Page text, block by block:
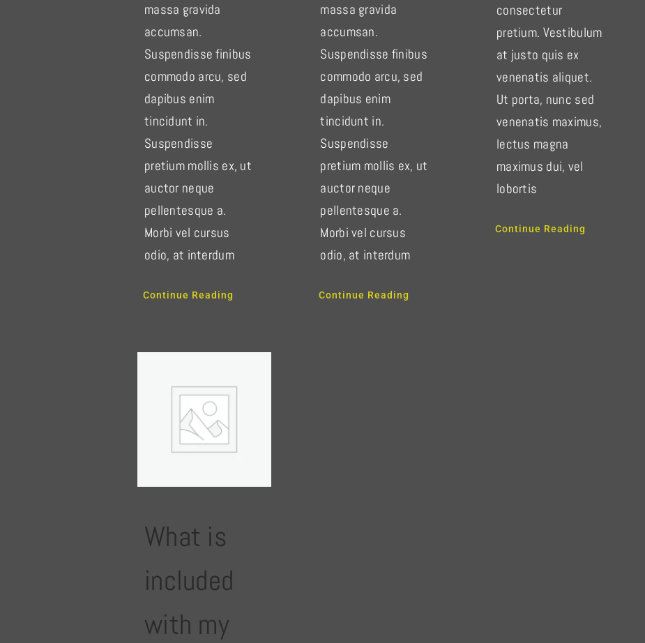
massa gravida
accumsan.
Suspendisse finibus
commodo arcu, sed
dapibus enim
tincidunt in.
Suspendisse
pretium mollis ex, ut
auctor neque
pellentesque a.
Morbi vel cursus
odio, at interdum
Continue Reading
massa gravida
accumsan.
Suspendisse finibus
commodo arcu, sed
dapibus enim
tincidunt in.
Suspendisse
pretium mollis ex, ut
auctor neque
pellentesque a.
Morbi vel cursus
odio, at interdum
Continue Reading
consectetur
pretium. Vestibulum
at justo quis ex
venenatis aliquet.
Ut porta, nunc sed
venenatis maximus,
lectus magna
maximus dui, vel
lobortis
Continue Reading
What is
included
with my